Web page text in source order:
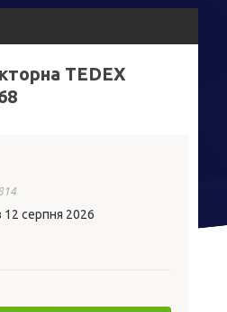
TEDEX
12 серпня 2026